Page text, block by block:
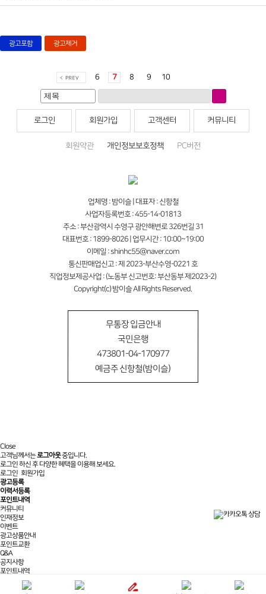
광고포함 광고제거
6 7 8 9 10
로그인 회원가입 고객센터 커뮤니티
회원약관 개인정보보호정책 PC버전
업체명 : 밤이슬 | 대표자 : 신항철
사업자등록번호 : 455-14-01813
주소 : 부산광역시 수영구 광안해변로 326번길 31
대표번호 : 1899-8026 | 업무시간 : 10:00~19:00
이메일 : shinhc55@naver.com
통신판매업신고 : 제 2023-부산수영-0221 호
직업정보제공사업 : (노동부 신고번호: 부산동부 제2023-2)
Copyright(c) 밤이슬 All Rights Reserved.
무통장 입금안내
국민은행
473801-04-170977
예금주 신항철(밤이슬)
Close
고객님께서는로그아웃중입니다.
로그인 하신 후 다양한 혜택을 이용해 보세요.
로그인 회원가입
광고등록
이력서등록
포인트내역
커뮤니티
인재정보
이벤트
광고상품안내
포인트교환
Q&A
공지사항
포인트내역
제휴/광고문의
실시간상담